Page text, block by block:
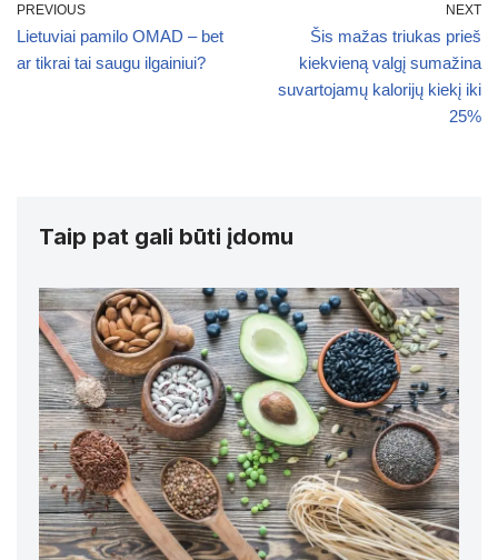
PREVIOUS
Lietuviai pamilo OMAD – bet
ar tikrai tai saugu ilgainiui?
NEXT
Šis mažas triukas prieš
kiekvieną valgį sumažina
suvartojamų kalorijų kiekį iki
25%
Taip pat gali būti įdomu